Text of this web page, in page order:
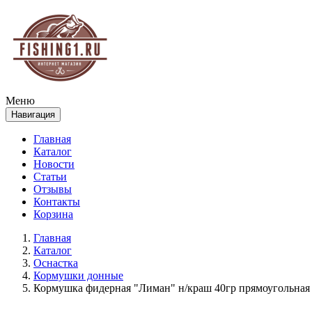
Меню
Навигация
Главная
Каталог
Новости
Статьи
Отзывы
Контакты
Корзина
Главная
Каталог
Оснастка
Кормушки донные
Кормушка фидерная "Лиман" н/краш 40гр прямоугольная